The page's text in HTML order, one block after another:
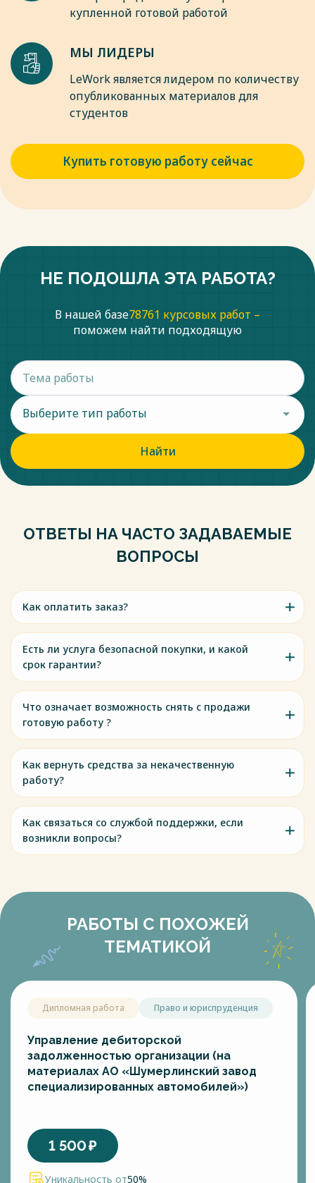
14. Положение по бухгалтерскому учету «Бухгалтерская
утверждено приказом Минфина России от 06 июля 1999 г.
№ 43н (с изменениями)].
Весь текст будет доступен
купленной готовой работой
МЫ ЛИДЕРЫ
LeWork является лидером по количеству
опубликованных материалов для
студентов
Купить готовую работу сейчас
НЕ ПОДОШЛА ЭТА РАБОТА?
В нашей базе78761 курсовых работ –
поможем найти подходящую
Выберите тип работы
Найти
ОТВЕТЫ НА ЧАСТО ЗАДАВАЕМЫЕ
ВОПРОСЫ
Как оплатить заказ?
Есть ли услуга безопасной покупки, и какой
срок гарантии?
Что означает возможность снять с продажи
готовую работу ?
Как вернуть средства за некачественную
работу?
Как связаться со службой поддержки, если
возникли вопросы?
РАБОТЫ С ПОХОЖЕЙ
ТЕМАТИКОЙ
Дипломная работа Право и юриспруденция
Управление дебиторской
задолженностью организации (на
материалах АО «Шумерлинский завод
специализированных автомобилей»)
1 500₽
Уникальность от50%